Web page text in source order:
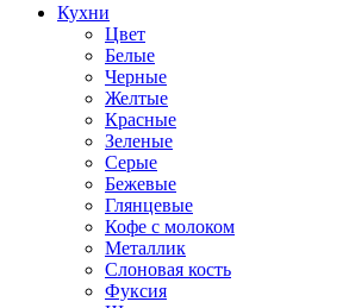
Кухни
Цвет
Белые
Черные
Желтые
Красные
Зеленые
Серые
Бежевые
Глянцевые
Кофе с молоком
Металлик
Слоновая кость
Фуксия